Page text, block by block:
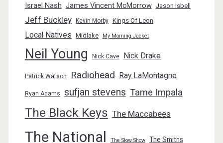
Israel Nash James Vincent McMorrow Jason Isbell
Jeff Buckley Kevin Morby Kings Of Leon
Local Natives Midlake My Morning Jacket
Neil Young Nick Cave Nick Drake
Patrick Watson Radiohead Ray LaMontagne
Ryan Adams sufjan stevens Tame Impala
The Black Keys The Maccabees
The National The Slow Show The Smiths